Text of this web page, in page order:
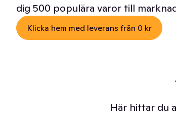
dig 500 populära varor till
Klicka hem med leverans från 0 kr
Här hittar du